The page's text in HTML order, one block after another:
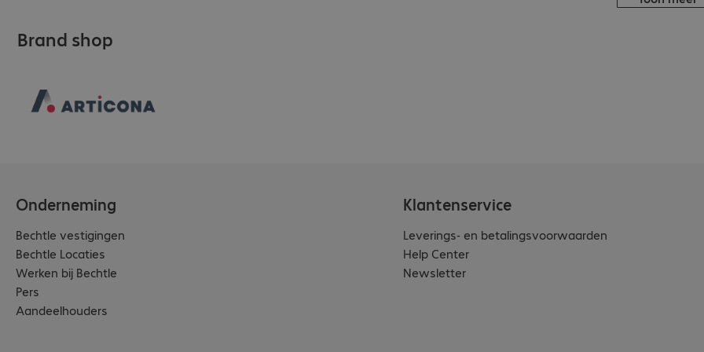
Brand shop
Onderneming
Bechtle vestigingen
Bechtle Locaties
Werken bij Bechtle
Pers
Aandeelhouders
Klantenservice
Leverings- en betalingsvoorwaarden
Help Center
Newsletter